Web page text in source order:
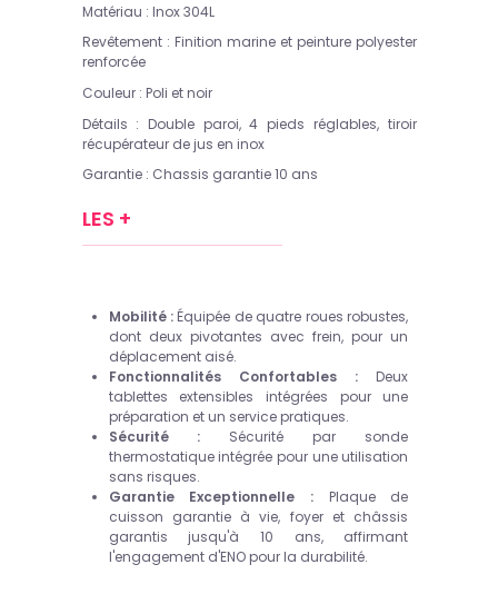
Matériau : Inox 304L
Revêtement : Finition marine et peinture polyester
renforcée
Couleur : Poli et noir
Détails : Double paroi, 4 pieds réglables, tiroir
récupérateur de jus en inox
Garantie : Chassis garantie 10 ans
LES +
Mobilité : Équipée de quatre roues robustes,
dont deux pivotantes avec frein, pour un
déplacement aisé.
Fonctionnalités Confortables : Deux
tablettes extensibles intégrées pour une
préparation et un service pratiques.
Sécurité : Sécurité par sonde
thermostatique intégrée pour une utilisation
sans risques.
Garantie Exceptionnelle :Plaque de
cuisson garantie à vie, foyer et châssis
garantis jusqu'à 10 ans, affirmant
l'engagement d'ENO pour la durabilité.